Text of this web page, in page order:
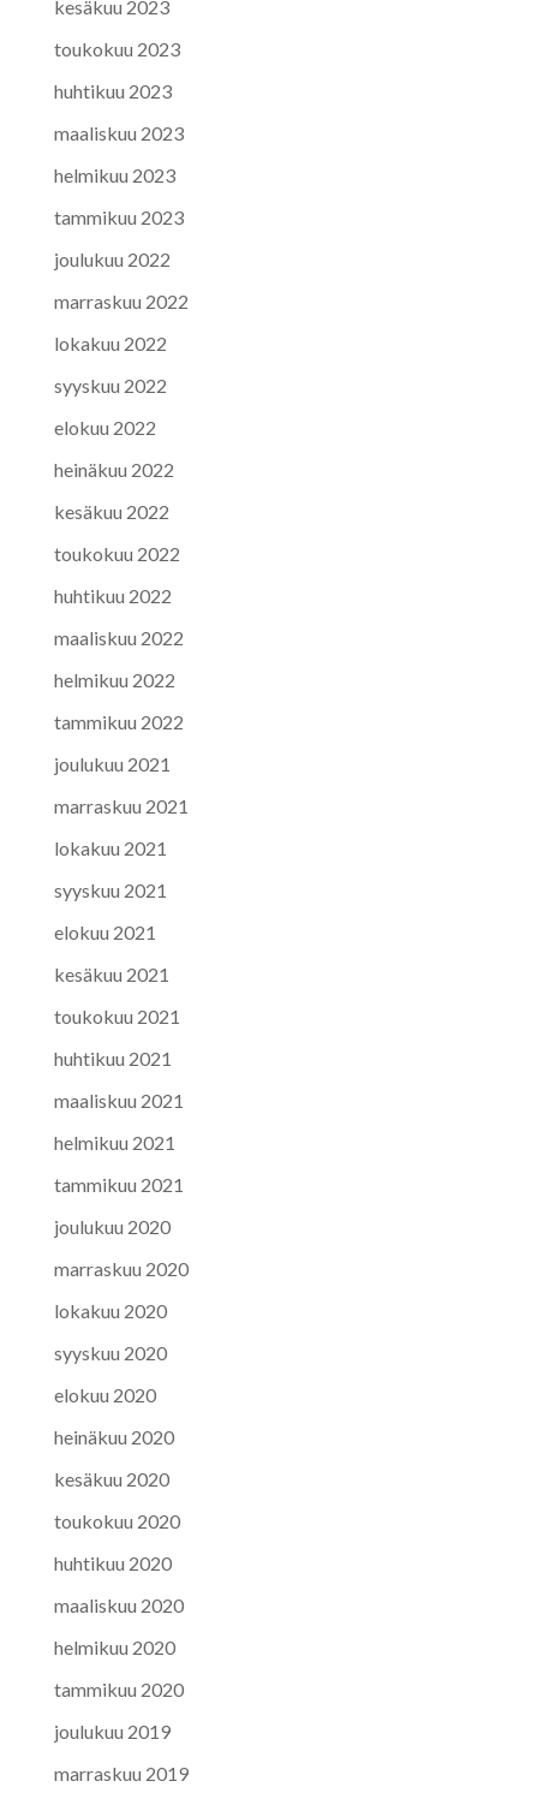
kesäkuu 2023
toukokuu 2023
huhtikuu 2023
maaliskuu 2023
helmikuu 2023
tammikuu 2023
joulukuu 2022
marraskuu 2022
lokakuu 2022
syyskuu 2022
elokuu 2022
heinäkuu 2022
kesäkuu 2022
toukokuu 2022
huhtikuu 2022
maaliskuu 2022
helmikuu 2022
tammikuu 2022
joulukuu 2021
marraskuu 2021
lokakuu 2021
syyskuu 2021
elokuu 2021
kesäkuu 2021
toukokuu 2021
huhtikuu 2021
maaliskuu 2021
helmikuu 2021
tammikuu 2021
joulukuu 2020
marraskuu 2020
lokakuu 2020
syyskuu 2020
elokuu 2020
heinäkuu 2020
kesäkuu 2020
toukokuu 2020
huhtikuu 2020
maaliskuu 2020
helmikuu 2020
tammikuu 2020
joulukuu 2019
marraskuu 2019